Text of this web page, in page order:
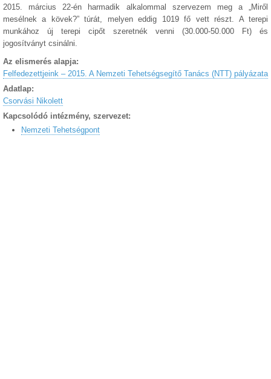
2015. március 22-én harmadik alkalommal szervezem meg a „Miről
mesélnek a kövek?” túrát, melyen eddig 1019 fő vett részt. A terepi
munkához új terepi cipőt szeretnék venni (30.000-50.000 Ft) és
jogosítványt csinálni.
Az elismerés alapja:
Felfedezettjeink – 2015. A Nemzeti Tehetségsegítő Tanács (NTT) pályázata
Adatlap:
Csorvási Nikolett
Kapcsolódó intézmény, szervezet:
Nemzeti Tehetségpont